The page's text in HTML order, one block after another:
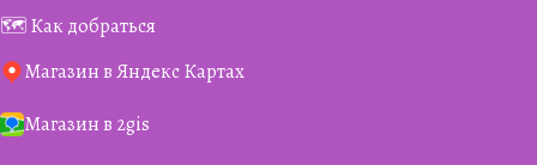
🗺️ Как добраться
Магазин в Яндекс Картах
Магазин в 2gis